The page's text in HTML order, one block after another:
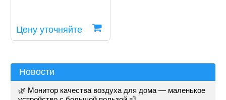
Новости
🌿 Монитор качества воздуха для дома — маленькое
Цену уточняйте